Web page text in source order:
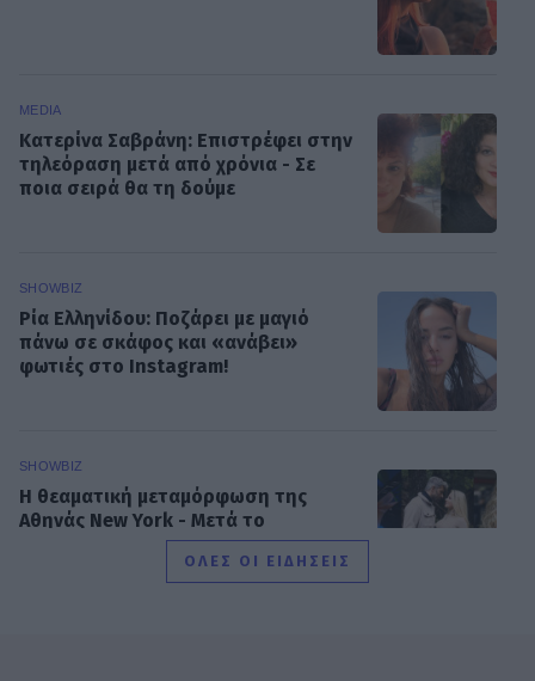
MEDIA
Κατερίνα Σαβράνη: Επιστρέφει στην
τηλεόραση μετά από χρόνια - Σε
ποια σειρά θα τη δούμε
SHOWBIZ
Ρία Ελληνίδου: Ποζάρει με μαγιό
πάνω σε σκάφος και «ανάβει»
φωτιές στο Instagram!
SHOWBIZ
Η θεαματική μεταμόρφωση της
Αθηνάς New York - Μετά το
Bachelor... χρυσή στο bodybuilding
ΟΛΕΣ ΟΙ ΕΙΔΗΣΕΙΣ